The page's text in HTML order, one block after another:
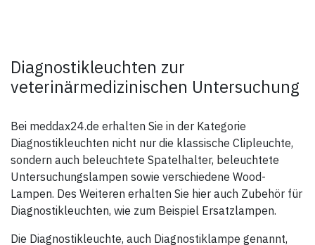
Diagnostikleuchten zur
veterinärmedizinischen Untersuchung
Bei meddax24.de erhalten Sie in der Kategorie
Diagnostikleuchten nicht nur die klassische Clipleuchte,
sondern auch beleuchtete Spatelhalter, beleuchtete
Untersuchungslampen sowie verschiedene Wood-
Lampen. Des Weiteren erhalten Sie hier auch Zubehör für
Diagnostikleuchten, wie zum Beispiel Ersatzlampen.
Die Diagnostikleuchte, auch Diagnostiklampe genannt,